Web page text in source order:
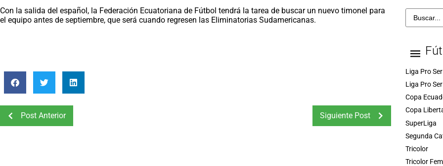
Con la salida del español, la Federación Ecuatoriana de Fútbol tendrá la tarea de buscar un nuevo timonel para
el equipo antes de septiembre, que será cuando regresen las Eliminatorias Sudamericanas.
Post Anterior Siguiente Post
Liga Pro
Liga Pro
Copa
Copa
SuperLiga
Segunda
Tricolor
Tricolor